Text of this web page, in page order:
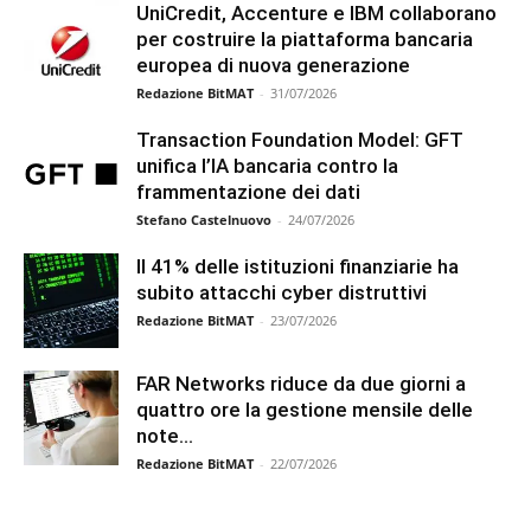
UniCredit, Accenture e IBM collaborano
per costruire la piattaforma bancaria
europea di nuova generazione
Redazione BitMAT - 31/07/2026
Transaction Foundation Model: GFT
unifica l’IA bancaria contro la
frammentazione dei dati
Stefano Castelnuovo - 24/07/2026
Il 41% delle istituzioni finanziarie ha
subito attacchi cyber distruttivi
Redazione BitMAT - 23/07/2026
FAR Networks riduce da due giorni a
quattro ore la gestione mensile delle
note...
Redazione BitMAT - 22/07/2026